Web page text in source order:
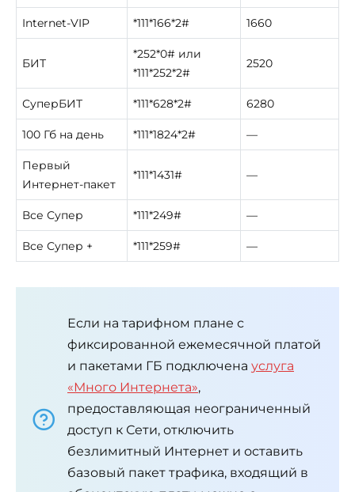
Internet-VIP *111*166*2# 1660
БИТ
*252*0# или
*111*252*2#
2520
СуперБИТ *111*628*2# 6280
100 Гб на день *111*1824*2# —
Первый
Интернет-пакет
*111*1431# —
Все Супер *111*249# —
Все Супер + *111*259# —
Если на тарифном плане с
фиксированной ежемесячной платой
и пакетами ГБ подключена услуга
«Много Интернета»,
предоставляющая неограниченный
доступ к Сети, отключить
безлимитный Интернет и оставить
базовый пакет трафика, входящий в